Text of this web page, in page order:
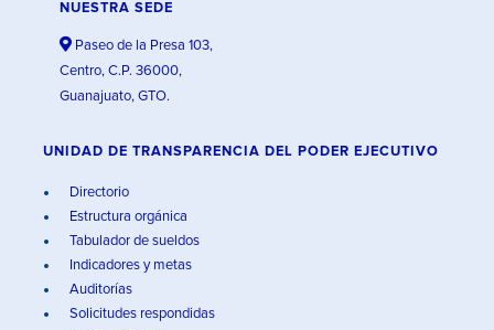
NUESTRA SEDE
Paseo de la Presa 103,
Centro, C.P. 36000,
Guanajuato, GTO.
UNIDAD DE TRANSPARENCIA DEL PODER EJECUTIVO
Directorio
Estructura orgánica
Tabulador de sueldos
Indicadores y metas
Auditorías
Solicitudes respondidas